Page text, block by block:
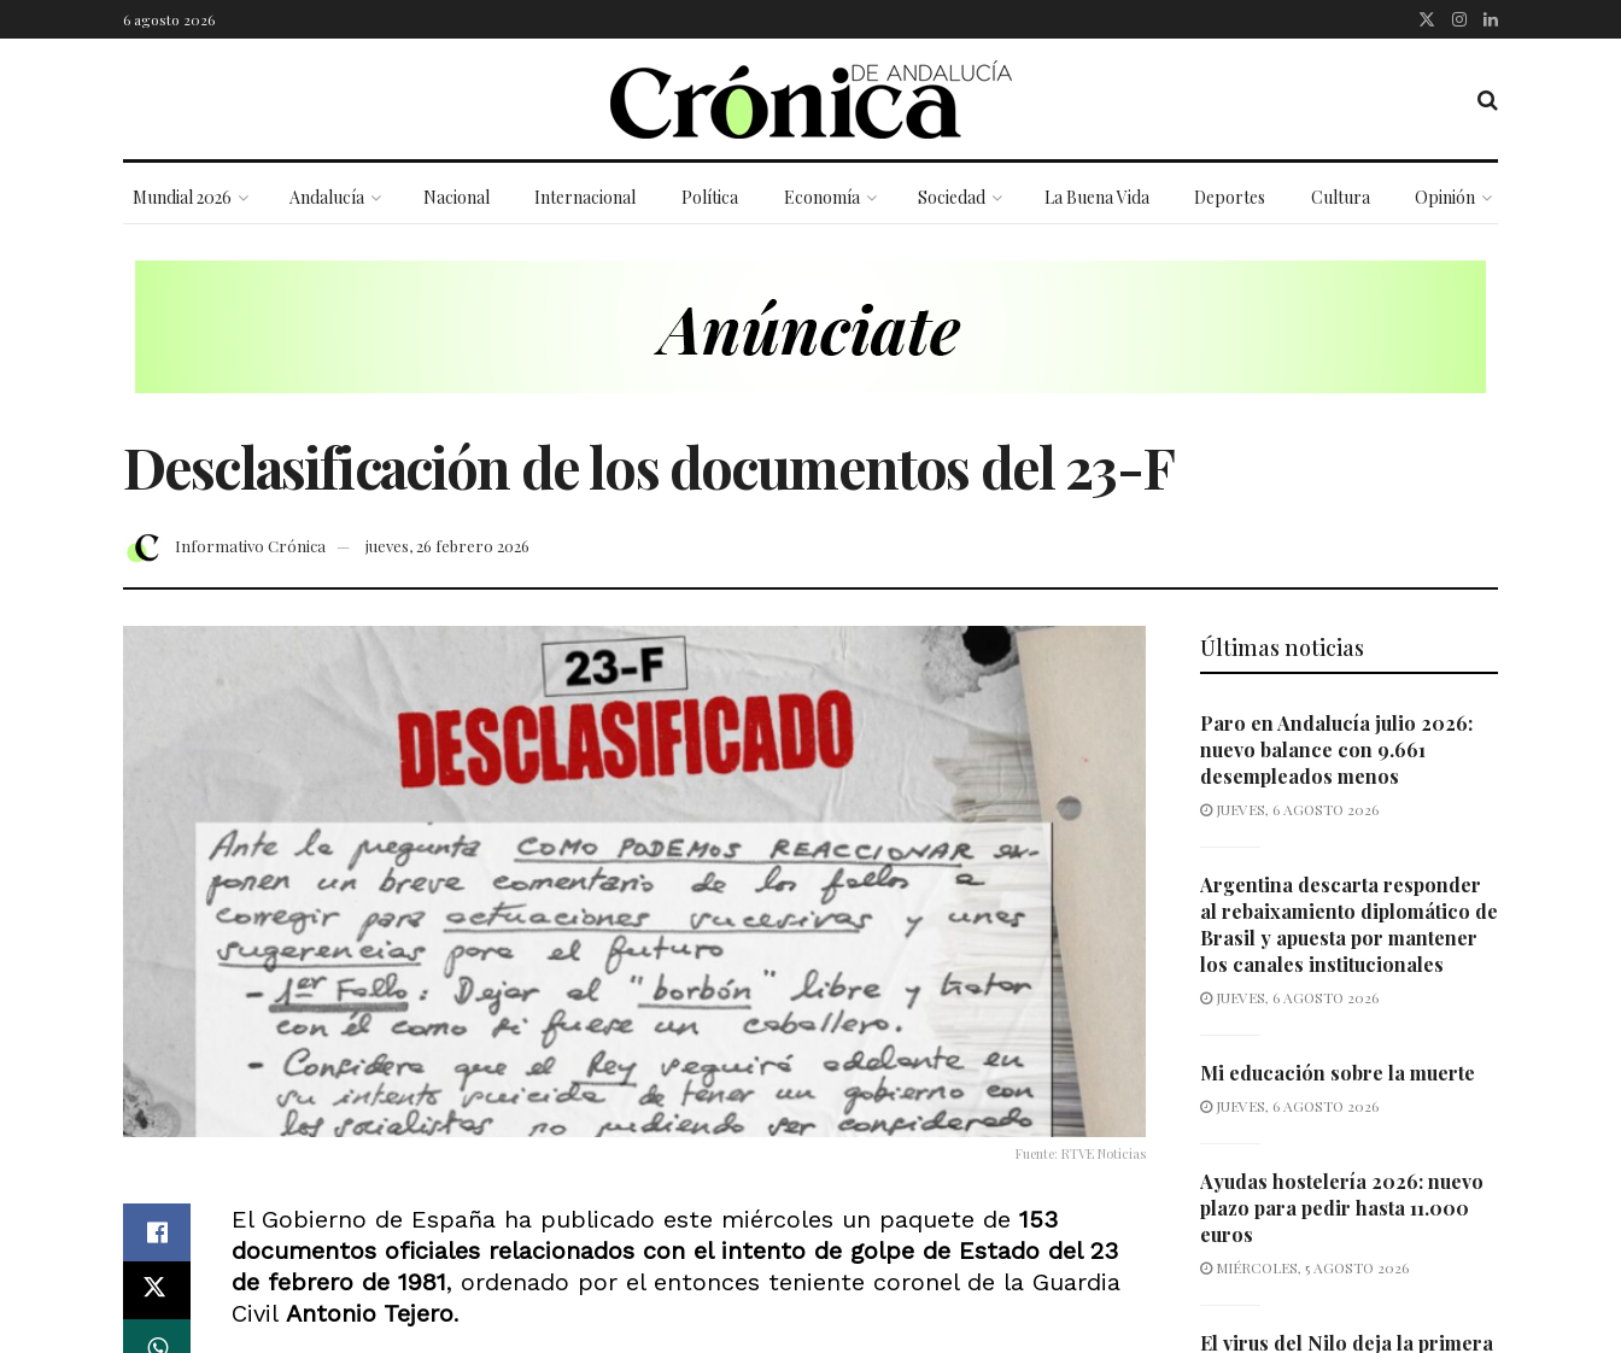
6 agosto 2026
Mundial 2026 Andalucía Nacional Internacional Política Economía Sociedad La Buena Vida Deportes Cultura Opinión
Desclasificación de los documentos del 23-F
Informativo Crónica jueves, 26 febrero 2026
Fuente: RTVE Noticias
El Gobierno de España ha publicado este miércoles un paquete de 153
documentos oficiales relacionados con el intento de golpe de Estado del 23
de febrero de 1981, ordenado por el entonces teniente coronel de la Guardia
Civil Antonio Tejero.
Últimas noticias
Paro en Andalucía julio 2026:
nuevo balance con 9.661
desempleados menos
JUEVES, 6 AGOSTO 2026
Argentina descarta responder
al rebaixamiento diplomático de
Brasil y apuesta por mantener
los canales institucionales
JUEVES, 6 AGOSTO 2026
Mi educación sobre la muerte
JUEVES, 6 AGOSTO 2026
Ayudas hostelería 2026: nuevo
plazo para pedir hasta 11.000
euros
MIÉRCOLES, 5 AGOSTO 2026
El virus del Nilo deja la primera